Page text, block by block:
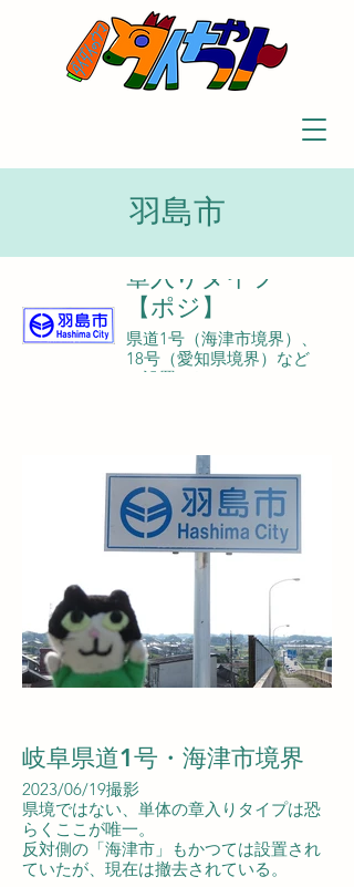
羽島市
章入りタイプ
【ポジ】
県道1号（海津市境界）、
18号（愛知県境界）など
に設置されている。
岐阜県道1号・海津市境界
2023/06/19撮影
県境ではない、単体の章入りタイプは恐
らくここが唯一。
反対側の「海津市」もかつては設置され
ていたが、現在は撤去されている。